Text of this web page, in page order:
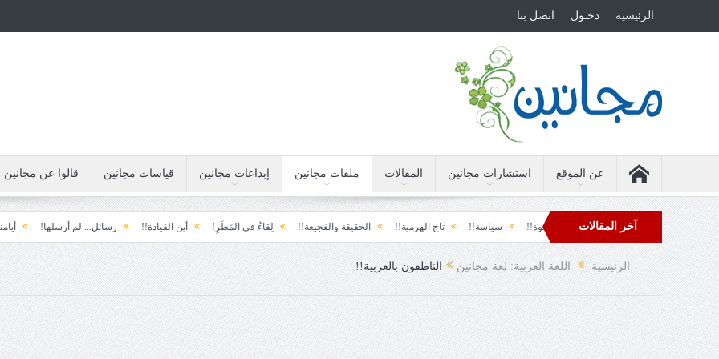
الرئيسية دخـول اتصل بنا
عن الموقع استشارات مجانين المقالات ملفات مجانين إبداعات مجانين قياسات مجانين قالوا عن مجانين
آخر المقالات الأرضة والسياسة!! لحظة نشوة!! سياسة!! تاج الهرمية!! الحقيقة والفجيعة!! لِقاءُ في المَطَرِ! أين القيادة!! رسائل... لم أرسلها! أيامنا!!
دول تل الرمل!! فوبيا الفرح المفاجئ!
الرئيسية اللغة العربية: لغة مجانين الناطقون بالعربية!!